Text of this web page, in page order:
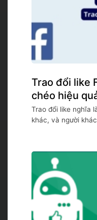
Trao đổi like
chéo hiệu
Trao đổi like nghĩa
khác, và người